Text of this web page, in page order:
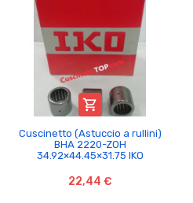

Cuscinetto (Astuccio a rullini)
BHA 2220-ZOH
34.92×44.45×31.75 IKO
22,44 €